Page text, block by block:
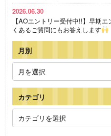
2026.06.30
【AOエントリー受付中!!】早期
くあるご質問にもお答えします
月別
カテゴリ